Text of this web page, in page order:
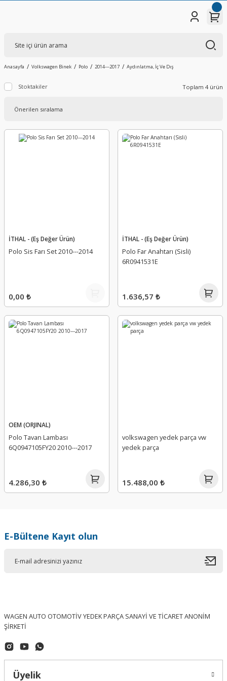
Anasayfa Volkswagen Binek Polo 2014---2017 Aydınlatma, İç Ve Dış
Stoktakiler Toplam 4 ürün
İTHAL - (Eş Değer Ürün)
Polo Sis Farı Set 2010---2014
0,00 ₺
İTHAL - (Eş Değer Ürün)
Polo Far Anahtarı (Sisli)
6R0941531E
1.636,57 ₺
OEM (ORJINAL)
Polo Tavan Lambası
6Q0947105FY20 2010---2017
4.286,30 ₺
volkswagen yedek parça vw
yedek parça
15.488,00 ₺
E-Bültene Kayıt olun
WAGEN AUTO OTOMOTİV YEDEK PARÇA SANAYİ VE TİCARET ANONİM
ŞİRKETİ
Üyelik